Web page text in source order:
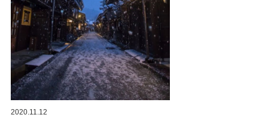
2020.11.12